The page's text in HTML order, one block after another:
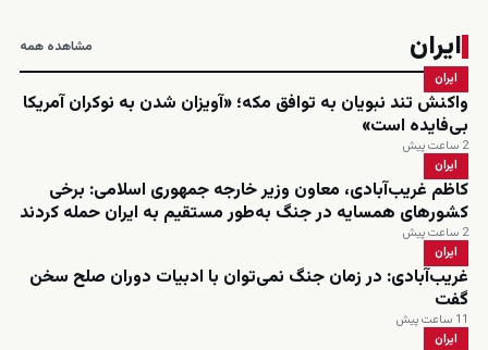
ایران مشاهده همه
ایران
واکنش تند نبویان به توافق مکه؛ «آویزان شدن به نوکران آمریکا
بی‌فایده است»
2 ساعت پیش
ایران
کاظم غریب‌آبادی، معاون وزیر خارجه جمهوری اسلامی: برخی
کشورهای همسایه در جنگ به‌طور مستقیم به ایران حمله کردند
2 ساعت پیش
ایران
غریب‌آبادی: در زمان جنگ نمی‌توان با ادبیات دوران صلح سخن
گفت
11 ساعت پیش
ایران